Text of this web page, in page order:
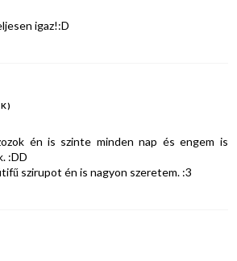
igaz!:D
én is szinte minden nap és engem is
:DD
szirupot én is nagyon szeretem. :3